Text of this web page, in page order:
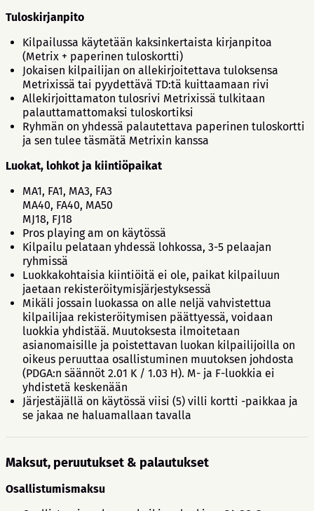
Tuloskirjanpito
Kilpailussa käytetään kaksinkertaista kirjanpitoa
(Metrix + paperinen tuloskortti)
Jokaisen kilpailijan on allekirjoitettava tuloksensa
Metrixissä tai pyydettävä TD:tä kuittaamaan rivi
Allekirjoittamaton tulosrivi Metrixissä tulkitaan
palauttamattomaksi tuloskortiksi
Ryhmän on yhdessä palautettava paperinen tuloskortti
ja sen tulee täsmätä Metrixin kanssa
Luokat, lohkot ja kiintiöpaikat
MA1, FA1, MA3, FA3
MA40, FA40, MA50
MJ18, FJ18
Pros playing am on käytössä
Kilpailu pelataan yhdessä lohkossa, 3-5 pelaajan
ryhmissä
Luokkakohtaisia kiintiöitä ei ole, paikat kilpailuun
jaetaan rekisteröitymisjärjestyksessä
Mikäli jossain luokassa on alle neljä vahvistettua
kilpailijaa rekisteröitymisen päättyessä, voidaan
luokkia yhdistää. Muutoksesta ilmoitetaan
asianomaisille ja poistettavan luokan kilpailijoilla on
oikeus peruuttaa osallistuminen muutoksen johdosta
(PDGA:n säännöt 2.01 K / 1.03 H). M- ja F-luokkia ei
yhdistetä keskenään
Järjestäjällä on käytössä viisi (5) villi kortti -paikkaa ja
se jakaa ne haluamallaan tavalla
Maksut, peruutukset & palautukset
Osallistumismaksu